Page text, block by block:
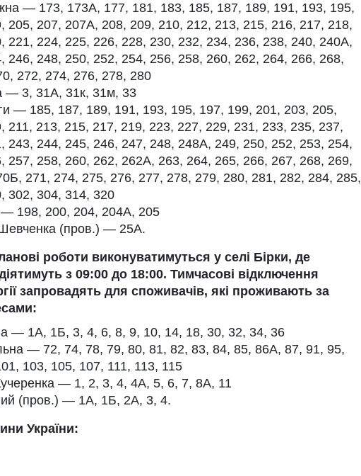
— 173, 173А, 177, 181, 183, 185, 187, 189, 191, 193, 195,
205, 207, 207А, 208, 209, 210, 212, 213, 215, 216, 217, 218,
221, 224, 225, 226, 228, 230, 232, 234, 236, 238, 240, 240А,
246, 248, 250, 252, 254, 256, 258, 260, 262, 264, 266, 268,
272, 274, 276, 278, 280
— 3, 31А, 31к, 31м, 33
— 185, 187, 189, 191, 193, 195, 197, 199, 201, 203, 205,
211, 213, 215, 217, 219, 223, 227, 229, 231, 233, 235, 237,
243, 244, 245, 246, 247, 248, 248А, 249, 250, 252, 253, 254,
257, 258, 260, 262, 262А, 263, 264, 265, 266, 267, 268, 269,
271, 274, 275, 276, 277, 278, 279, 280, 281, 282, 284, 285,
302, 304, 314, 320
198, 200, 204, 204А, 205
(пров.) — 25А.
роботи виконуватимуться у селі Бірки, де
з 09:00 до 18:00. Тимчасові відключення
запровадять для споживачів, які проживають за
— 1А, 1Б, 3, 4, 6, 8, 9, 10, 14, 18, 30, 32, 34, 36
— 72, 74, 78, 79, 80, 81, 82, 83, 84, 85, 86А, 87, 91, 95,
103, 105, 107, 111, 113, 115
— 1, 2, 3, 4, 4А, 5, 6, 7, 8А, 11
(пров.) — 1А, 1Б, 2А, 3, 4.
України: